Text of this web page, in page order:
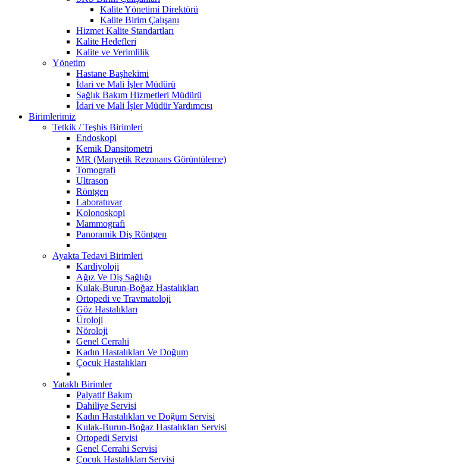
Kalite Yönetimi Direktörü
Kalite Birim Çalışanı
Hizmet Kalite Standartları
Kalite Hedefleri
Kalite ve Verimlilik
Yönetim
Hastane Başhekimi
İdari ve Mali İşler Müdürü
Sağlık Bakım Hizmetleri Müdürü
İdari ve Mali İşler Müdür Yardımcısı
Birimlerimiz
Tetkik / Teşhis Birimleri
Endoskopi
Kemik Dansitometri
MR (Manyetik Rezonans Görüntüleme)
Tomografi
Ultrason
Röntgen
Laboratuvar
Kolonoskopi
Mammografi
Panoramik Diş Röntgen
Ayakta Tedavi Birimleri
Kardiyoloji
Ağız Ve Diş Sağlığı
Kulak-Burun-Boğaz Hastalıkları
Ortopedi ve Travmatoloji
Göz Hastalıkları
Üroloji
Nöroloji
Genel Cerrahi
Kadın Hastalıkları Ve Doğum
Çocuk Hastalıkları
Yataklı Birimler
Palyatif Bakım
Dahiliye Servisi
Kadın Hastalıkları ve Doğum Servisi
Kulak-Burun-Boğaz Hastalıkları Servisi
Ortopedi Servisi
Genel Cerrahi Servisi
Çocuk Hastalıkları Servisi